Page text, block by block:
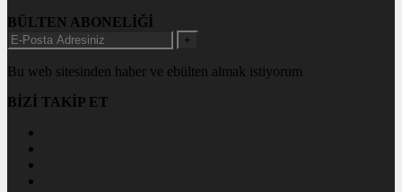
BÜLTEN ABONELİĞİ
+
Bu web sitesinden haber ve ebülten almak istiyorum
BİZİ TAKİP ET